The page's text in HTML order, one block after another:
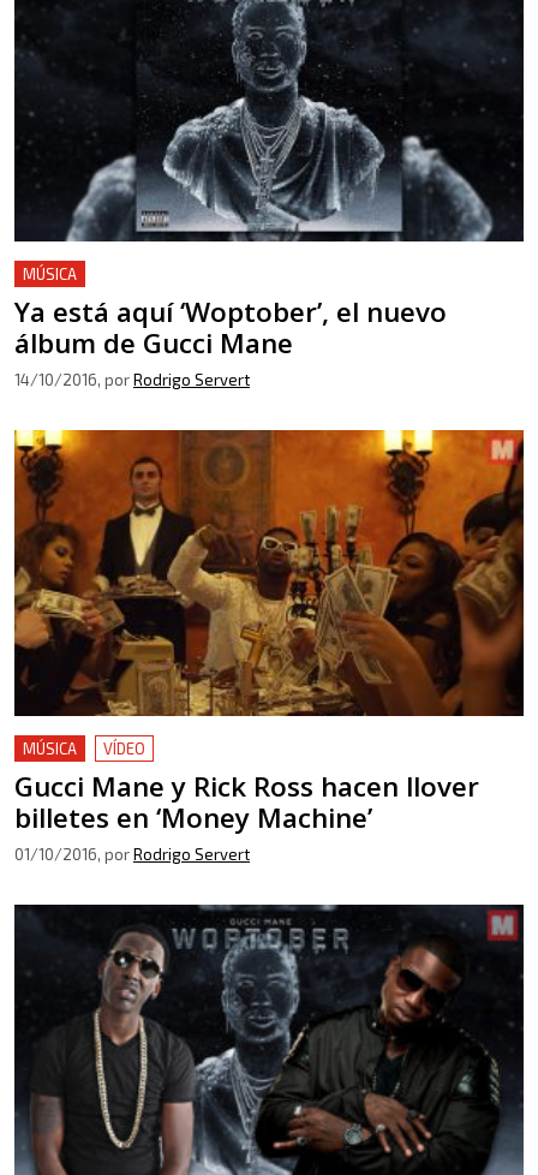
MÚSICA
Ya está aquí ‘Woptober’, el nuevo
álbum de Gucci Mane
14/10/2016, porRodrigo Servert
MÚSICA VÍDEO
Gucci Mane y Rick Ross hacen llover
billetes en ‘Money Machine’
01/10/2016, porRodrigo Servert